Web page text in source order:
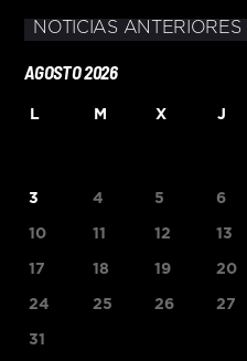
NOTICIAS ANTERIORES
AGOSTO 2026
L M X J
3 4 5 6
10 11 12 13
17 18 19 20
24 25 26 27
31